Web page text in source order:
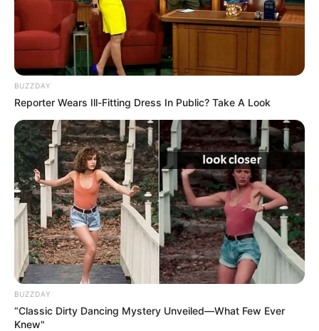
BUZZDAY
Reporter Wears Ill-Fitting Dress In Public? Take A Look
BUZZDAY
“Classic Dirty Dancing Mystery Unveiled—What Few Ever
Knew"